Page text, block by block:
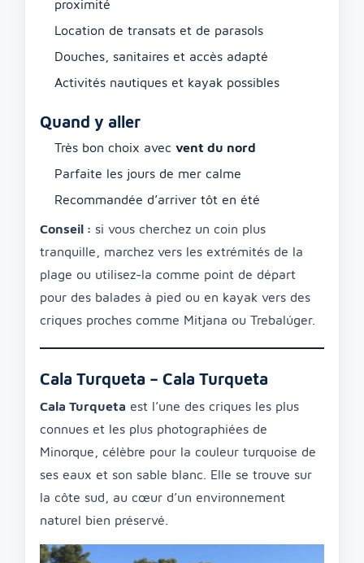
proximité
Location de transats et de parasols
Douches, sanitaires et accès adapté
Activités nautiques et kayak possibles
Quand y aller
Très bon choix avec vent du nord
Parfaite les jours de mer calme
Recommandée d’arriver tôt en été
Conseil : si vous cherchez un coin plus
tranquille, marchez vers les extrémités de la
plage ou utilisez-la comme point de départ
pour des balades à pied ou en kayak vers des
criques proches comme Mitjana ou Trebalúger.
Cala Turqueta – Cala Turqueta
Cala Turqueta est l’une des criques les plus
connues et les plus photographiées de
Minorque, célèbre pour la couleur turquoise de
ses eaux et son sable blanc. Elle se trouve sur
la côte sud, au cœur d’un environnement
naturel bien préservé.